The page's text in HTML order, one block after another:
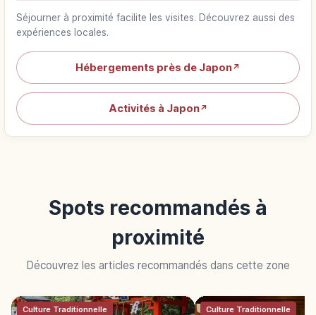
Séjourner à proximité facilite les visites. Découvrez aussi des
expériences locales.
Hébergements près de Japon↗
Activités à Japon↗
Spots recommandés à
proximité
Découvrez les articles recommandés dans cette zone
Culture Traditionnelle Culture Traditionnelle